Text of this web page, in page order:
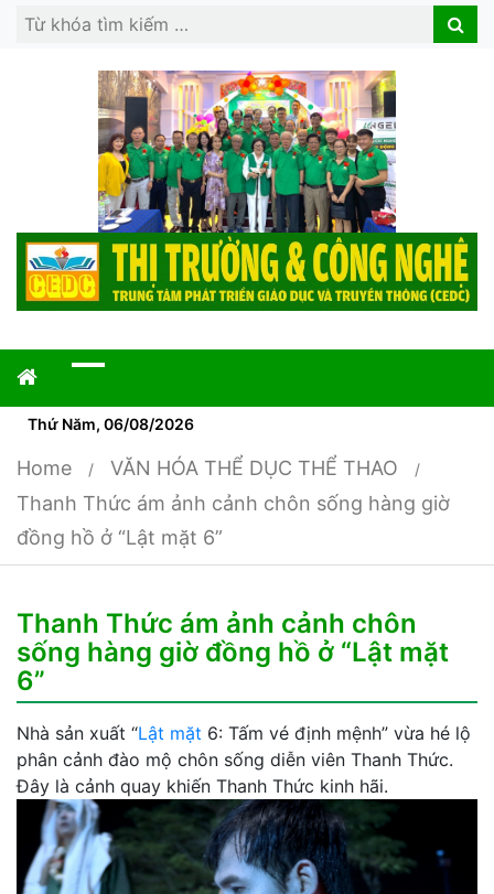
Search
Search
Thứ Năm, 06/08/2026
Home
VĂN HÓA THỂ DỤC THỂ THAO
Thanh Thức ám ảnh cảnh chôn sống hàng giờ
đồng hồ ở “Lật mặt 6”
Thanh Thức ám ảnh cảnh chôn
sống hàng giờ đồng hồ ở “Lật mặt
6”
Nhà sản xuất “Lật mặt 6: Tấm vé định mệnh” vừa hé lộ
phân cảnh đào mộ chôn sống diễn viên Thanh Thức.
Đây là cảnh quay khiến Thanh Thức kinh hãi.